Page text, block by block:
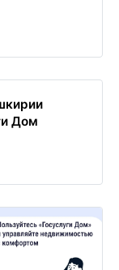
Дом